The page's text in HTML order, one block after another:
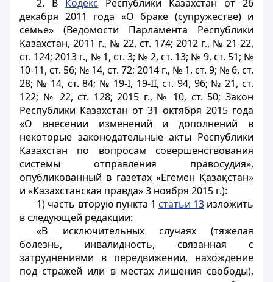
2. В Кодекс Республики Казахстан от 26
декабря 2011 года «О браке (супружестве) и
семье» (Ведомости Парламента Республики
Казахстан, 2011 г., № 22, ст. 174; 2012 г., № 21-22,
ст. 124; 2013 г., № 1, ст. 3; № 2, ст. 13; № 9, ст. 51; №
10-11, ст. 56; № 14, ст. 72; 2014 г., № 1, ст. 9; № 6, ст.
28; № 14, ст. 84; № 19-I, 19-II, ст. 94, 96; № 21, ст.
122; № 22, ст. 128; 2015 г., № 10, ст. 50; Закон
Республики Казахстан от 31 октября 2015 года
«О внесении изменений и дополнений в
некоторые законодательные акты Республики
Казахстан по вопросам совершенствования
системы отправления правосудия»,
опубликованный в газетах «Егемен Қазақстан»
и «Казахстанская правда» 3 ноября 2015 г.):
1) часть вторую пункта 1 статьи 13изложить
в следующей редакции:
«В исключительных случаях (тяжелая
болезнь, инвалидность, связанная с
затруднениями в передвижении, нахождение
под стражей или в местах лишения свободы),